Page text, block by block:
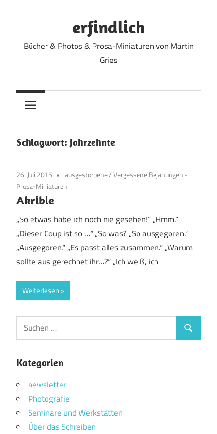
erfindlich
Bücher & Photos & Prosa-Miniaturen von Martin
Gries
Schlagwort: Jahrzehnte
26. Juli 2015 ausgestorbene/Vergessene Bejahungen -
Prosa-Miniaturen
Akribie
„So etwas habe ich noch nie gesehen!“ „Hmm.“
„Dieser Coup ist so …“ „So was? „So ausgegoren.“
„Ausgegoren.“ „Es passt alles zusammen.“ „Warum
sollte aus gerechnet ihr…?“ „Ich weiß, ich
Weiterlesen
Suchen
nach:
Suchen
Kategorien
newsletter
Photografie
Seminare und Werkstätten
Über das Schreiben